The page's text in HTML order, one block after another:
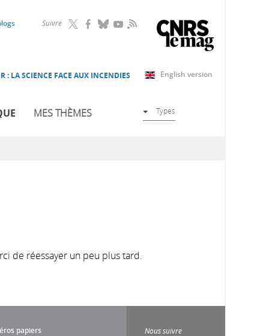
Suivre RSS
English version
: LA SCIENCE FACE AUX INCENDIES
MES THÈMES Types
de réessayer un peu plus tard.
papiers Nous suivre